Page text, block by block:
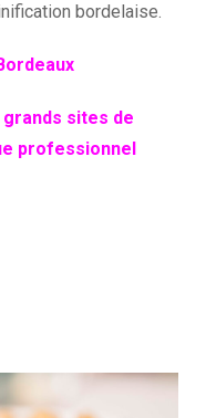
bordelaise.
sites de
professionnel